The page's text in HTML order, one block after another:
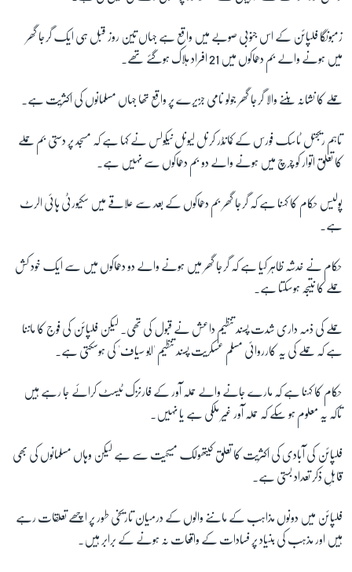
زبان
زمبونگا فلپائن کے اس جنوبی صوبے میں واقع ہے جہاں تین روز قبل ہی ایک گرجا گھر
میں ہونے والے بم دھماکوں میں 21 افراد ہلاک ہوگئے تھے۔
حملے کا نشانہ بننے والا گرجا گھر جولو نامی جزیرے پر واقع تھا جہاں مسلمانوں کی اکثریت ہے۔
تاہم ریجنل ٹاسک فورس کے کمانڈر کرنل لیونل نیکولس نے کہا ہے کہ مسجد پر دستی بم حملے
کا تعلق اتوار کو چرچ میں ہونے والے دو بم دھماکوں سے نہیں ہے۔
پولیس حکام کا کہنا ہے کہ گرجا گھر بم دھماکوں کے بعد سے علاقے میں سکیورٹی ہائی الرٹ
ہے۔
حکام نے خدشہ ظاہر کیا ہے کہ گرجا گھر میں ہونے والے دو دھماکوں میں سے ایک خود کش
حملے کا نتیجہ ہوسکتا ہے۔
حملے کی ذمہ داری شدت پسند تنظیم داعش نے قبول کی تھی۔ لیکن فلپائن کی فوج کا ماننا
ہے کہ حملے کی یہ کارروائی مسلم عسکریت پسند تنظیم 'ابو سیاف' کی ہوسکتی ہے۔
حکام کا کہنا ہے کہ مارے جانے والے حملہ آور کے فارنزک ٹیسٹ کرائے جا رہے ہیں
تاکہ یہ معلوم ہو سکے کہ حملہ آور غیر ملکی ہے یا نہیں۔
فلپائن کی آبادی کی اکثریت کا تعلق کیتھولک مسیحیت سے ہے لیکن وہاں مسلمانوں کی بھی
قابلِ ذکر تعداد بستی ہے۔
فلپائن میں دونوں مذاہب کے ماننے والوں کے درمیان تاریخی طور پر اچھے تعلقات رہے
ہیں اور مذہب کی بنیاد پر فسادات کے واقعات نہ ہونے کے برابر ہیں۔